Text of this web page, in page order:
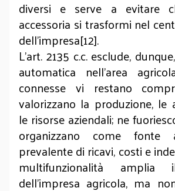
diversi e serve a evitare
accessoria si trasformi nel
dell’impresa[12].
L’art. 2135 c.c. esclude,
automatica nell’area
connesse vi restano
valorizzano la produzione, le
le risorse aziendali; ne
organizzano come fonte
prevalente di ricavi, costi e
multifunzionalità amplia
dell’impresa agricola, ma